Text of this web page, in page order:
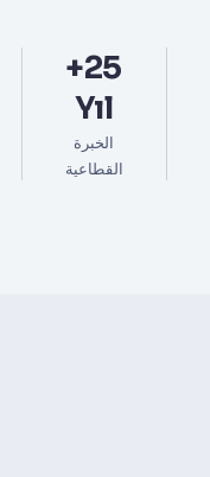
25+
Yıl
الخبرة
القطاعية